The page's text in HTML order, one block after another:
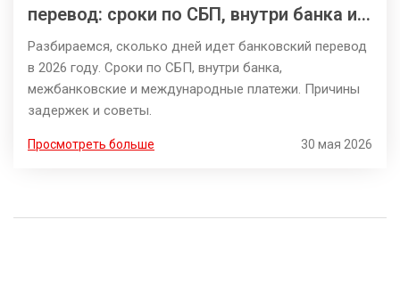
перевод: сроки по СБП, внутри банка и
за рубеж в 2026 году
Разбираемся, сколько дней идет банковский перевод
в 2026 году. Сроки по СБП, внутри банка,
межбанковские и международные платежи. Причины
задержек и советы.
Просмотреть больше 30 мая 2026